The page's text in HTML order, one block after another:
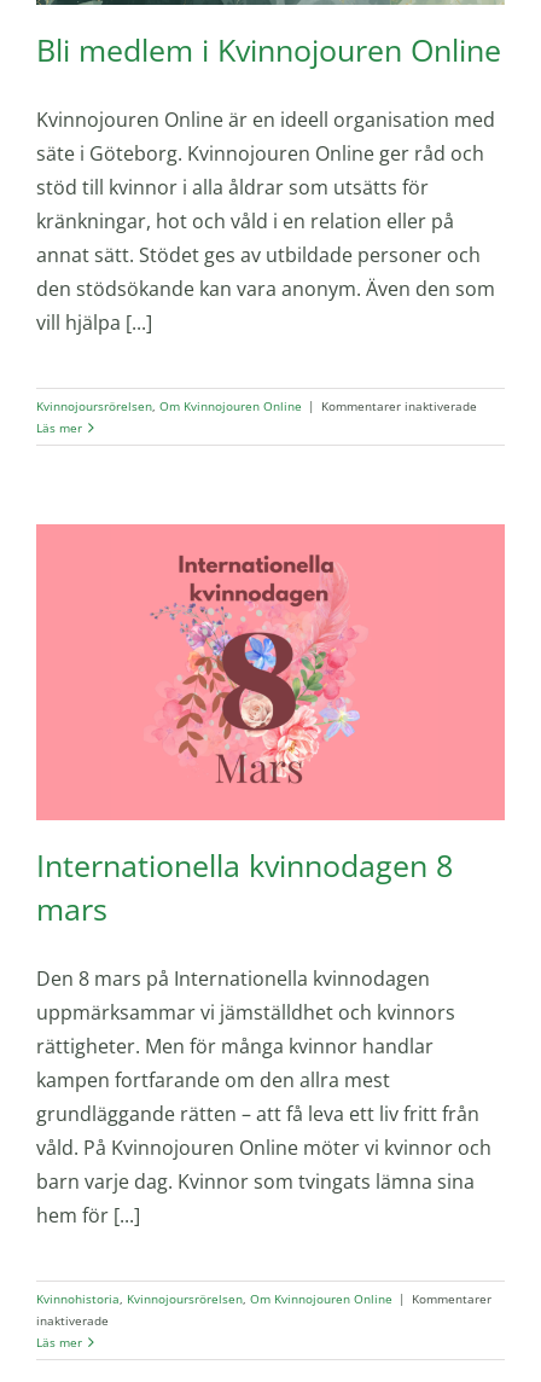
Bli medlem i Kvinnojouren Online
Kvinnojouren Online är en ideell organisation med
säte i Göteborg. Kvinnojouren Online ger råd och
stöd till kvinnor i alla åldrar som utsätts för
kränkningar, hot och våld i en relation eller på
annat sätt. Stödet ges av utbildade personer och
den stödsökande kan vara anonym. Även den som
vill hjälpa [...]
Kvinnojoursrörelsen, Om Kvinnojouren Online | Kommentarer inaktiverade
medlem
Läs mer
Internationella kvinnodagen 8
mars
Den 8 mars på Internationella kvinnodagen
uppmärksammar vi jämställdhet och kvinnors
rättigheter. Men för många kvinnor handlar
kampen fortfarande om den allra mest
grundläggande rätten – att få leva ett liv fritt från
våld. På Kvinnojouren Online möter vi kvinnor och
barn varje dag. Kvinnor som tvingats lämna sina
hem för [...]
Kvinnohistoria, Kvinnojoursrörelsen, Om Kvinnojouren Online |
Kommentarer
inaktiverade
kvinnodagen
Läs mer